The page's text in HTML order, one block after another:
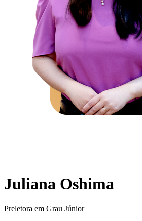
Juliana Oshima
Preletora em Grau Júnior